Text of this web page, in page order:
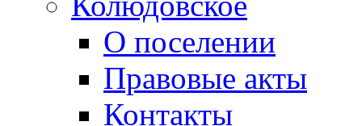
О поселении
Правовые акты
Контакты